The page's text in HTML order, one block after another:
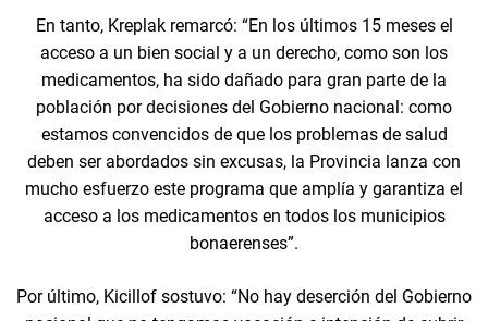
En tanto, Kreplak remarcó: “En los últimos 15 meses el
acceso a un bien social y a un derecho, como son los
medicamentos, ha sido dañado para gran parte de la
población por decisiones del Gobierno nacional: como
estamos convencidos de que los problemas de salud
deben ser abordados sin excusas, la Provincia lanza con
mucho esfuerzo este programa que amplía y garantiza el
acceso a los medicamentos en todos los municipios
bonaerenses”.
Por último, Kicillof sostuvo: “No hay deserción del Gobierno